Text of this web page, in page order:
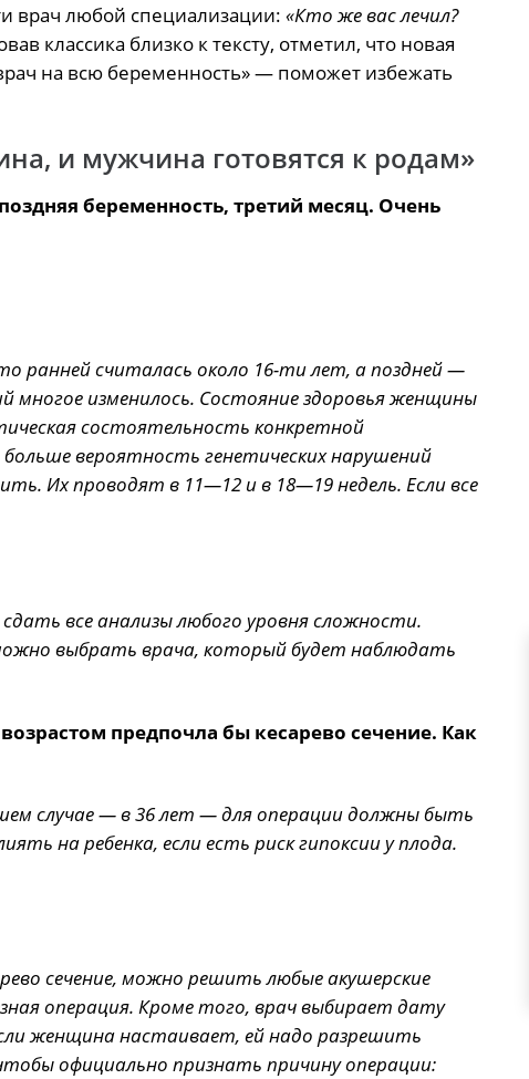
врач любой специализации: «Кто же вас лечил?
классика близко к тексту, отметил, что новая
на всю беременность» — поможет избежать
и мужчина готовятся к родам»
беременность, третий месяц. Очень
ранней считалась около 16-ти лет, а поздней —
многое изменилось. Состояние здоровья женщины
состоятельность конкретной
вероятность генетических нарушений
Их проводят в 11—12 и в 18—19 недель. Если все
все анализы любого уровня сложности.
выбрать врача, который будет наблюдать
предпочла бы кесарево сечение. Как
случае — в 36 лет — для операции должны быть
на ребенка, если есть риск гипоксии у плода.
сечение, можно решить любые акушерские
операция. Кроме того, врач выбирает дату
женщина настаивает, ей надо разрешить
официально признать причину операции: